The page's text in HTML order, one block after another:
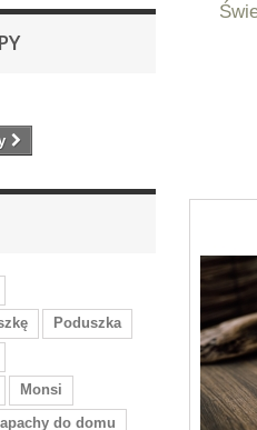
Poduszka
Monsi
do domu